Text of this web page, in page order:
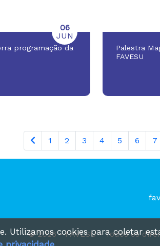
programação da
06
JUN
Palestra
FAVESU
1 2 3 4 5 6 7
© 2026 - FAVESU -Todos os
Utilizamos cookies para coletar